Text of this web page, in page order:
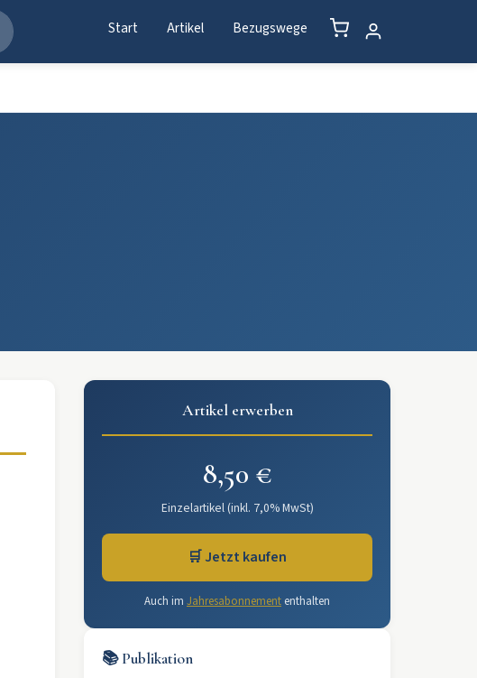
Start Artikel Bezugswege
Artikel erwerben
8,50 €
Einzelartikel (inkl. 7,0% MwSt)
🛒 Jetzt kaufen
Auch im Jahresabonnement enthalten
📚 Publikation